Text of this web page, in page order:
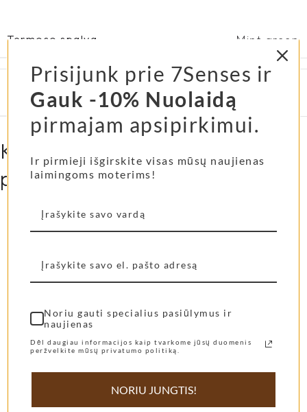
Termoso spalva Mint green
Termoso talpa
Kitos mūsų klienčių labiausiai
pamiltos prekės...
Shangies basutės
Pearly Shades
69,00€
Pasirinkti Savybes
Shangies šlepetės
Cocoa Tones
Pasirinkti Savybes
Prisijunk prie 7Senses ir
Gauk -10% Nuolaidą
pirmajam apsipirkimui.
Ir pirmieji išgirskite visas mūsų naujienas
laimingoms moterims!
Noriu gauti specialius pasiūlymus ir
naujienas
Dėl daugiau informacijos kaip tvarkome jūsų duomenis
peržvelkite mūsų privatumo politiką.
NORIU JUNGTIS!